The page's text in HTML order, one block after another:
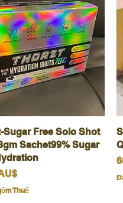
Xem nhanh
Sugar Free Solo Shot
Sachet99% Sugar
Thuế